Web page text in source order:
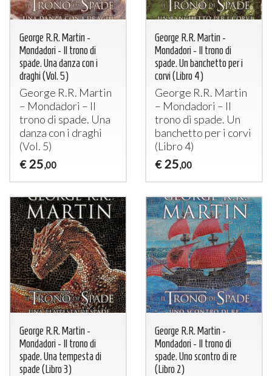
George R.R. Martin -
Mondadori - Il trono di
spade. Una danza con i
draghi (Vol. 5)
George R.R. Martin
– Mondadori – Il
trono di spade. Una
danza con i draghi
(Vol. 5)
€ 25,00
George R.R. Martin -
Mondadori - Il trono di
spade. Un banchetto per i
corvi (Libro 4)
George R.R. Martin
– Mondadori – Il
trono di spade. Un
banchetto per i corvi
(Libro 4)
€ 25,00
George R.R. Martin -
Mondadori - Il trono di
spade. Una tempesta di
spade (Libro 3)
George R.R. Martin -
Mondadori - Il trono di
spade. Uno scontro di re
(Libro 2)